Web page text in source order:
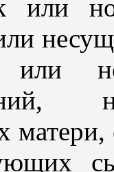
или
или